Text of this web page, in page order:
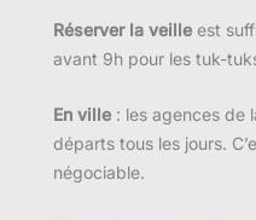
Réserver la veille est
avant 9h pour les tuk-
En ville : les agences de
départs tous les jours.
négociable.